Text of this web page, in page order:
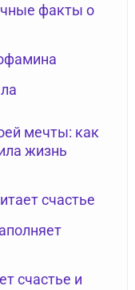
факты о
мечты: как
жизнь
счастье
счастье и